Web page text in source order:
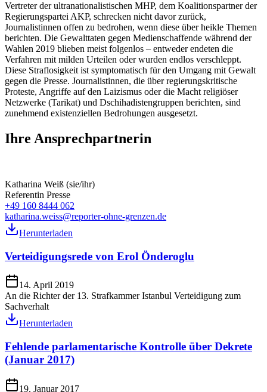
Vertreter der ultranationalistischen MHP, dem Koalitionspartner der
Regierungspartei AKP, schrecken nicht davor zurück,
Journalistinnen offen zu bedrohen, wenn diese über heikle Themen
berichten. Die Gewalttaten gegen Medienschaffende während der
Wahlen 2019 blieben meist folgenlos – entweder endeten die
Verfahren mit milden Urteilen oder wurden endlos verschleppt.
Diese Straflosigkeit ist symptomatisch für den Umgang mit Gewalt
gegen die Presse. Journalistinnen, die über regierungskritische
Proteste, Angriffe auf den Laizismus oder die Macht religiöser
Netzwerke (Tarikat) und Dschihadistengruppen berichten, sind
zunehmend existenziellen Bedrohungen ausgesetzt.
Ihre Ansprechpartnerin
Katharina Weiß (sie/ihr)
Referentin Presse
+49 160 8444 062
katharina.weiss@reporter-ohne-grenzen.de
Herunterladen
Verteidigungsrede von Erol Önderoglu
14. April 2019
An die Richter der 13. Strafkammer Istanbul Verteidigung zum
Sachverhalt
Herunterladen
Fehlende parlamentarische Kontrolle über Dekrete
(Januar 2017)
19. Januar 2017